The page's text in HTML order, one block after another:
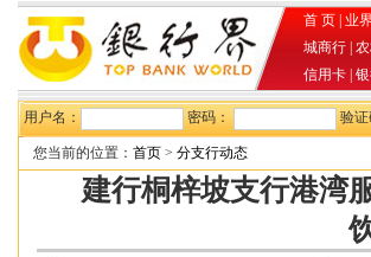
首 页 业
城商行
信用卡
用户名： 密码： 验证
您当前的位置： 首页 > 分支行动态
建行桐梓坡支行港湾